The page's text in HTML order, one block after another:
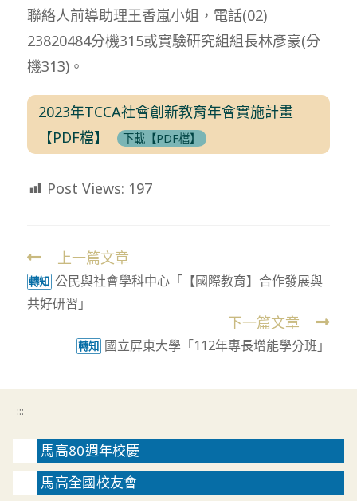
聯絡人前導助理王香嵐小姐，電話(02)
23820484分機315或實驗研究組組長林彥豪(分
機313)。
2023年TCCA社會創新教育年會實施計畫
【PDF檔】
下載【PDF檔】
Post Views: 197
Read
more
articles
上一篇文章
轉知 公民與社會學科中心「【國際教育】合作發展與
共好研習」
下一篇文章
轉知 國立屏東大學「112年專長增能學分班」
:::
馬高80週年校慶
馬高全國校友會